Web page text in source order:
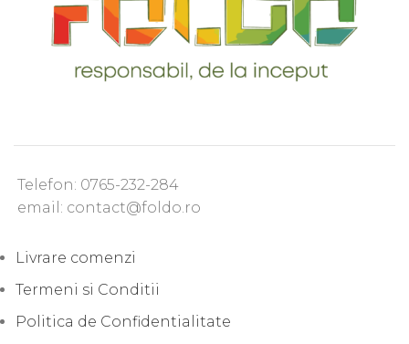
Telefon: 0765-232-284
email: contact@foldo.ro
Livrare comenzi
Termeni si Conditii
Politica de Confidentialitate